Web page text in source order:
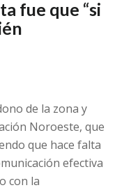
fue que “si
de la zona y
Noroeste, que
que hace falta
efectiva
con la